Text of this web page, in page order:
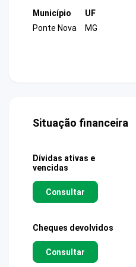
Município
Ponte Nova
UF
MG
Situação financeira
Dívidas ativas e
vencidas
Consultar
Cheques devolvidos
Consultar